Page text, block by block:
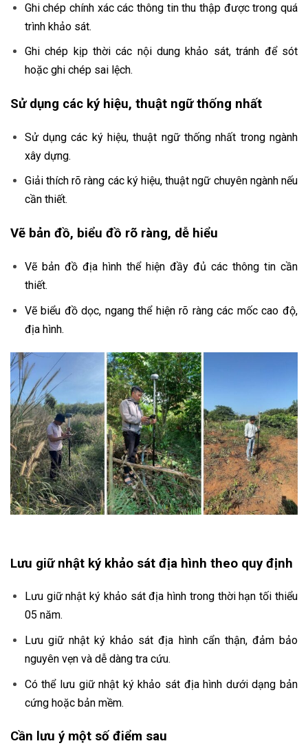
Ghi chép chính xác các thông tin thu thập được trong quá
trình khảo sát.
Ghi chép kịp thời các nội dung khảo sát, tránh để sót
hoặc ghi chép sai lệch.
Sử dụng các ký hiệu, thuật ngữ thống nhất
Sử dụng các ký hiệu, thuật ngữ thống nhất trong ngành
xây dựng.
Giải thích rõ ràng các ký hiệu, thuật ngữ chuyên ngành nếu
cần thiết.
Vẽ bản đồ, biểu đồ rõ ràng, dễ hiểu
Vẽ bản đồ địa hình thể hiện đầy đủ các thông tin cần
thiết.
Vẽ biểu đồ dọc, ngang thể hiện rõ ràng các mốc cao độ,
địa hình.
Lưu giữ nhật ký khảo sát địa hình theo quy định
Lưu giữ nhật ký khảo sát địa hình trong thời hạn tối thiểu
05 năm.
Lưu giữ nhật ký khảo sát địa hình cẩn thận, đảm bảo
nguyên vẹn và dễ dàng tra cứu.
Có thể lưu giữ nhật ký khảo sát địa hình dưới dạng bản
cứng hoặc bản mềm.
Cần lưu ý một số điểm sau